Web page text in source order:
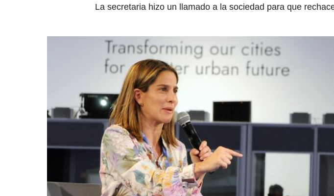
La secretaria hizo un llamado a la sociedad para que